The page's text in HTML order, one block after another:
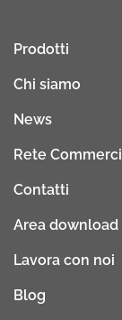
Prodotti
Chi siamo
News
Rete
Contatti
Area download
Lavora con noi
Blog